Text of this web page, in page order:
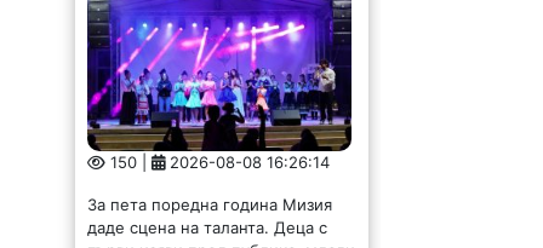
150 | 2026-08-08 16:26:14
даде сцена на таланта. Деца с
първи изяви пред публика, млади